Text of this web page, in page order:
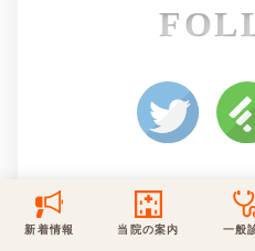
新着情報
桑満院長のtwitter
当院の案内
個人情報保護方針
一般
※ 木・日・
一般診療
地図アプリで